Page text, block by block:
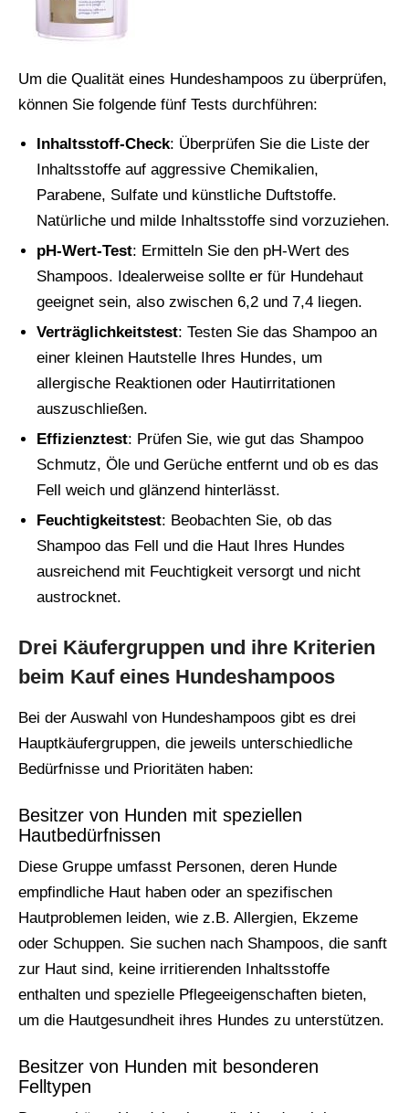
Um die Qualität eines Hundeshampoos zu überprüfen,
können Sie folgende fünf Tests durchführen:
Inhaltsstoff-Check: Überprüfen Sie die Liste der
Inhaltsstoffe auf aggressive Chemikalien,
Parabene, Sulfate und künstliche Duftstoffe.
Natürliche und milde Inhaltsstoffe sind vorzuziehen.
pH-Wert-Test: Ermitteln Sie den pH-Wert des
Shampoos. Idealerweise sollte er für Hundehaut
geeignet sein, also zwischen 6,2 und 7,4 liegen.
Verträglichkeitstest: Testen Sie das Shampoo an
einer kleinen Hautstelle Ihres Hundes, um
allergische Reaktionen oder Hautirritationen
auszuschließen.
Effizienztest: Prüfen Sie, wie gut das Shampoo
Schmutz, Öle und Gerüche entfernt und ob es das
Fell weich und glänzend hinterlässt.
Feuchtigkeitstest: Beobachten Sie, ob das
Shampoo das Fell und die Haut Ihres Hundes
ausreichend mit Feuchtigkeit versorgt und nicht
austrocknet.
Drei Käufergruppen und ihre Kriterien
beim Kauf eines Hundeshampoos
Bei der Auswahl von Hundeshampoos gibt es drei
Hauptkäufergruppen, die jeweils unterschiedliche
Bedürfnisse und Prioritäten haben:
Besitzer von Hunden mit speziellen
Hautbedürfnissen
Diese Gruppe umfasst Personen, deren Hunde
empfindliche Haut haben oder an spezifischen
Hautproblemen leiden, wie z.B. Allergien, Ekzeme
oder Schuppen. Sie suchen nach Shampoos, die sanft
zur Haut sind, keine irritierenden Inhaltsstoffe
enthalten und spezielle Pflegeeigenschaften bieten,
um die Hautgesundheit ihres Hundes zu unterstützen.
Besitzer von Hunden mit besonderen
Felltypen